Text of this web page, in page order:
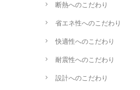
断熱へのこだわり
省エネ性へのこだわり
快適性へのこだわり
耐震性へのこだわり
設計へのこだわり